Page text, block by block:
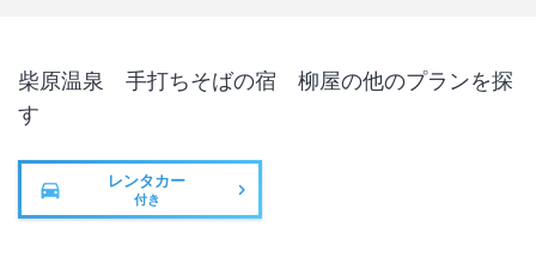
柴原温泉 手打ちそばの宿 柳屋の他のプランを探
す
レンタカー
付き